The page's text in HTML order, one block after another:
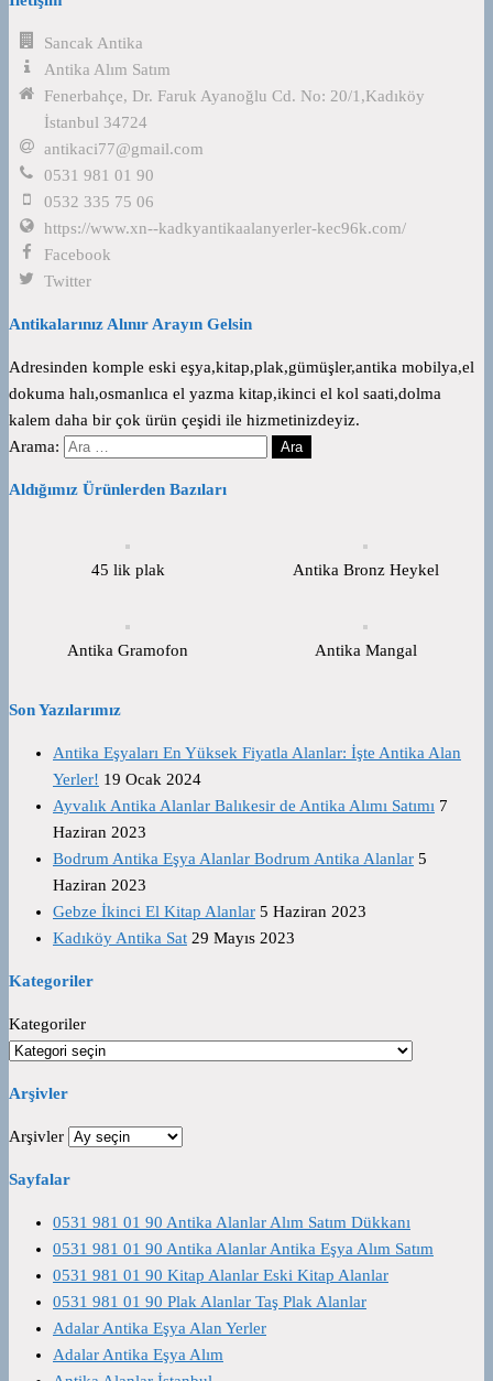
Sancak Antika
Antika Alım Satım
Fenerbahçe, Dr. Faruk Ayanoğlu Cd. No: 20/1,Kadıköy
İstanbul 34724
antikaci77@gmail.com
0531 981 01 90
0532 335 75 06
https://www.xn--kadkyantikaalanyerler-kec96k.com/
Facebook
Twitter
Antikalarınız Alınır Arayın Gelsin
Adresinden komple eski eşya,kitap,plak,gümüşler,antika mobilya,el
dokuma halı,osmanlıca el yazma kitap,ikinci el kol saati,dolma
kalem daha bir çok ürün çeşidi ile hizmetinizdeyiz.
Arama:
Aldığımız Ürünlerden Bazıları
45 lik plak Antika Bronz Heykel
Antika Gramofon Antika Mangal
Son Yazılarımız
Antika Eşyaları En Yüksek Fiyatla Alanlar: İşte Antika Alan
Yerler! 19 Ocak 2024
Ayvalık Antika Alanlar Balıkesir de Antika Alımı Satımı 7
Haziran 2023
Bodrum Antika Eşya Alanlar Bodrum Antika Alanlar 5
Haziran 2023
Gebze İkinci El Kitap Alanlar 5 Haziran 2023
Kadıköy Antika Sat 29 Mayıs 2023
Kategoriler
Kategoriler
Arşivler
Arşivler
Sayfalar
0531 981 01 90 Antika Alanlar Alım Satım Dükkanı
0531 981 01 90 Antika Alanlar Antika Eşya Alım Satım
0531 981 01 90 Kitap Alanlar Eski Kitap Alanlar
0531 981 01 90 Plak Alanlar Taş Plak Alanlar
Adalar Antika Eşya Alan Yerler
Adalar Antika Eşya Alım